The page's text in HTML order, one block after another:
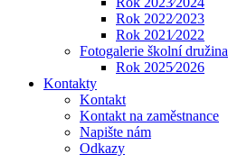
Rok 2022⁄2023
Rok 2021⁄2022
Fotogalerie školní družina
Rok 2025⁄2026
Kontakty
Kontakt
Kontakt na zaměstnance
Napište nám
Odkazy